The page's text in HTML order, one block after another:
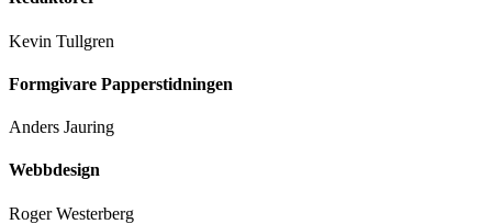
Kevin Tullgren
Formgivare Papperstidningen
Anders Jauring
Webbdesign
Roger Westerberg